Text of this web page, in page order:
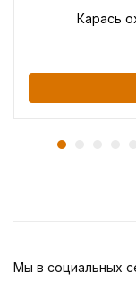
Карась
Мы в социальных